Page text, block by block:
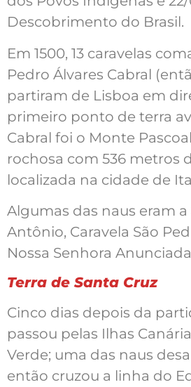
Descobrimento do Brasil.
Em 1500, 13 caravelas
Pedro Álvares Cabral
partiram de Lisboa em
primeiro ponto de terra
Cabral foi o Monte
rochosa com 536 metros
localizada na cidade de
Algumas das naus eram a
Antônio, Caravela São
Nossa Senhora
Terra de Santa Cruz
Cinco dias depois da
passou pelas Ilhas
Verde; uma das naus
então cruzou a linha do